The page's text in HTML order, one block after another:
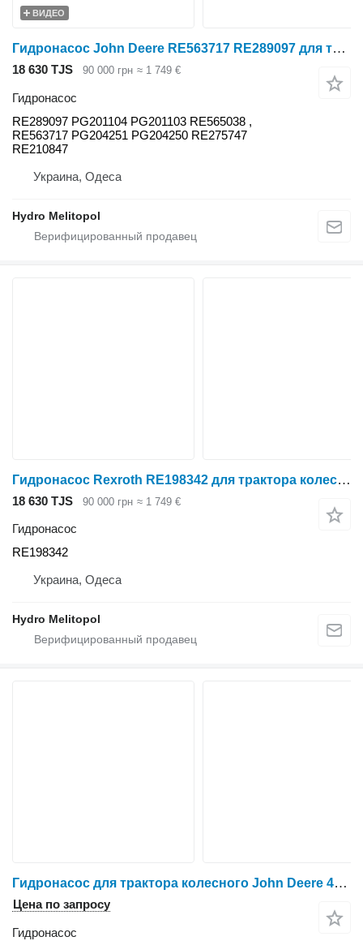
ВИДЕО
Гидронасос John Deere RE563717 RE289097 для трактора колесного John Deere
18 630 TJS 90 000 грн ≈ 1 749 €
Гидронасос
RE289097 PG201104 PG201103 RE565038 ,
RE563717 PG204251 PG204250 RE275747
RE210847
Украина, Одеса
Hydro Melitopol
Гидронасос Rexroth RE198342 для трактора колесного John Deere
18 630 TJS 90 000 грн ≈ 1 749 €
Гидронасос
RE198342
Украина, Одеса
Hydro Melitopol
Гидронасос для трактора колесного John Deere 4240S
Цена по запросу
Гидронасос